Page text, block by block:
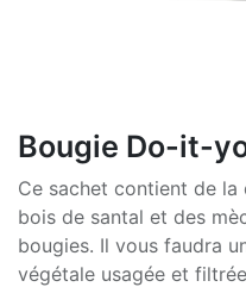
Bougie Do-it-
Ce sachet contient de
bois de santal et des
bougies. Il vous faudra
végétale usagée et